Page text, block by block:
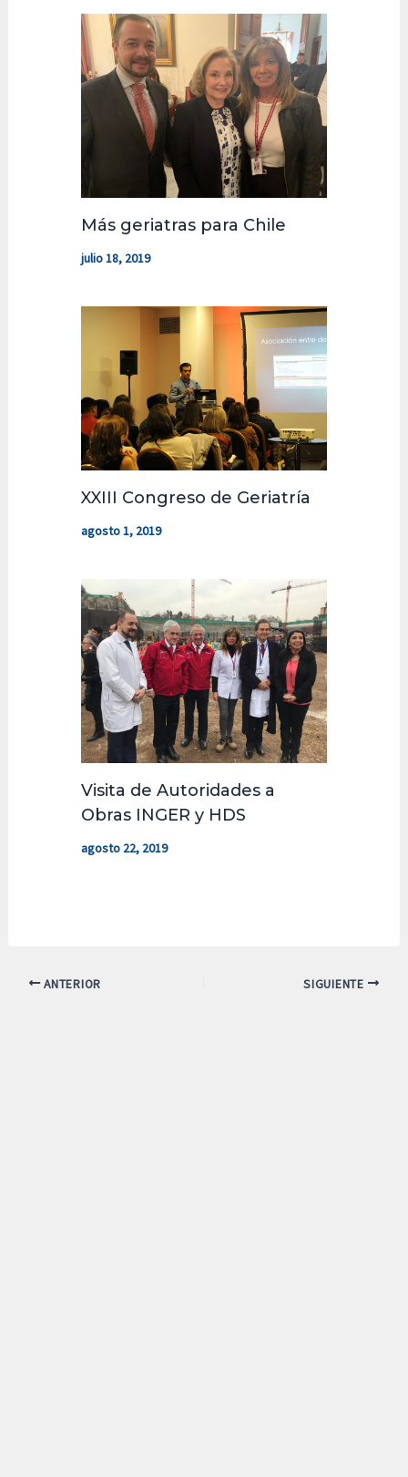
Más geriatras para Chile
julio 18, 2019
XXIII Congreso de Geriatría
agosto 1, 2019
Visita de Autoridades a
Obras INGER y HDS
agosto 22, 2019
ANTERIOR SIGUIENTE